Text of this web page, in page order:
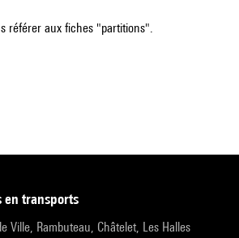
référer aux fiches "partitions".
en transports
Ville, Rambuteau, Châtelet, Les Halles